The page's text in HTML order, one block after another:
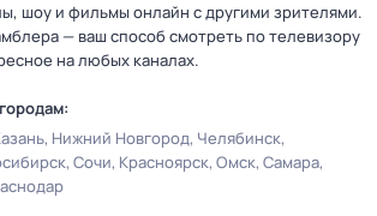
шоу и фильмы онлайн с другими зрителями.
— ваш способ смотреть по телевизору
на любых каналах.
Нижний Новгород Челябинск
Сочи Красноярск Омск Самара